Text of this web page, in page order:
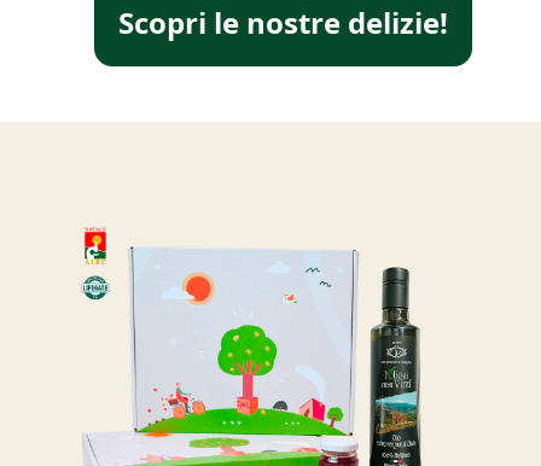
Scopri le nostre delizie!